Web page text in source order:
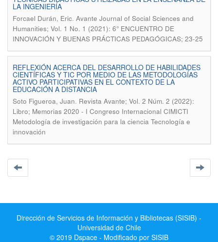
LA INGENIERÍA
Forcael Durán, Eric. Avante Journal of Social Sciences and
Humanities; Vol. 1 No. 1 (2021): 6° ENCUENTRO DE
INNOVACIÓN Y BUENAS PRÁCTICAS PEDAGÓGICAS; 23-25
REFLEXIÓN ACERCA DEL DESARROLLO DE HABILIDADES
CIENTÍFICAS Y TIC POR MEDIO DE LAS METODOLOGÍAS
ACTIVO PARTICIPATIVAS EN EL CONTEXTO DE LA
EDUCACIÓN A DISTANCIA
Soto Figueroa, Juan. Revista Avante; Vol. 2 Núm. 2 (2022):
Libro; Memorias 2020 - I Congreso Internacional CIMICTI
Metodología de investigación para la ciencia Tecnología e
innovación
Dirección de Servicios de Información y Bibliotecas (SISIB) -
Universidad de Chile
© 2019 Dspace - Modificado por SISIB